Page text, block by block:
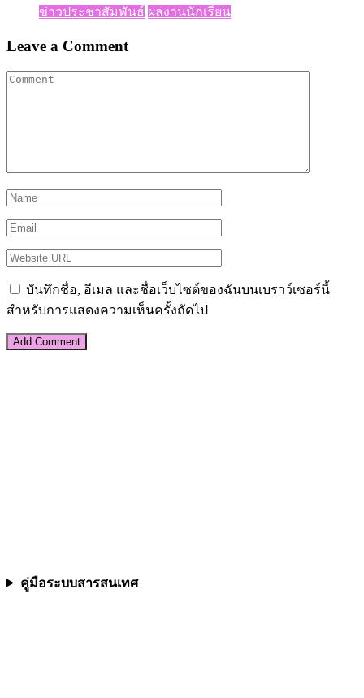
ข่าวประชาสัมพันธ์ ผลงานนักเรียน
Leave a Comment
บันทึกชื่อ, อีเมล และชื่อเว็บไซต์ของฉันบนเบราว์เซอร์นี้
สำหรับการแสดงความเห็นครั้งถัดไป
คู่มือระบบสารสนเทศ